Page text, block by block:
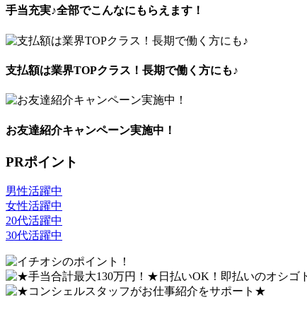
手当充実♪全部でこんなにもらえます！
支払額は業界TOPクラス！長期で働く方にも♪
お友達紹介キャンペーン実施中！
PRポイント
男性活躍中
女性活躍中
20代活躍中
30代活躍中